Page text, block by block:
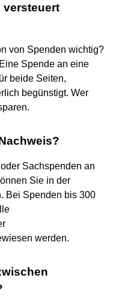
versteuert
von Spenden wichtig?
Spende an eine
beide Seiten,
begünstigt. Wer
Sachspenden an
Sie in der
Bei Spenden bis 300
werden.